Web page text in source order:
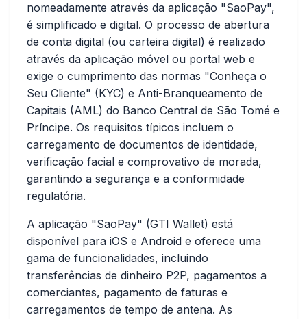
nomeadamente através da aplicação "SaoPay",
é simplificado e digital. O processo de abertura
de conta digital (ou carteira digital) é realizado
através da aplicação móvel ou portal web e
exige o cumprimento das normas "Conheça o
Seu Cliente" (KYC) e Anti-Branqueamento de
Capitais (AML) do Banco Central de São Tomé e
Príncipe. Os requisitos típicos incluem o
carregamento de documentos de identidade,
verificação facial e comprovativo de morada,
garantindo a segurança e a conformidade
regulatória.
A aplicação "SaoPay" (GTI Wallet) está
disponível para iOS e Android e oferece uma
gama de funcionalidades, incluindo
transferências de dinheiro P2P, pagamentos a
comerciantes, pagamento de faturas e
carregamentos de tempo de antena. As